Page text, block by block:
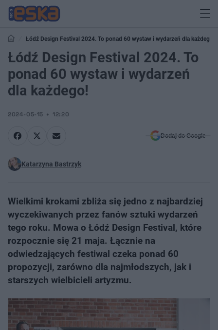
Łódź Design Festival 2024. To ponad 60 wystaw i wydarzeń dla każdego!
Łódź Design Festival 2024. To
ponad 60 wystaw i wydarzeń
dla każdego!
2024-05-15 12:20
Dodaj do Google
Katarzyna Bastrzyk
Wielkimi krokami zbliża się jedno z najbardziej
wyczekiwanych przez fanów sztuki wydarzeń
tego roku. Mowa o Łódź Design Festival, które
rozpocznie się 21 maja. Łącznie na
odwiedzających festiwal czeka ponad 60
propozycji, zarówno dla najmłodszych, jak i
starszych wielbicieli artyzmu.